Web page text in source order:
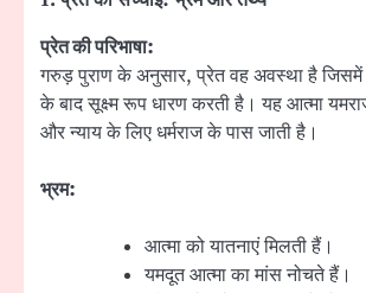
प्रेत की परिभाषा:
गरुड़ पुराण के अनुसार, प्रेत वह अवस्था है जिसमें
के बाद सूक्ष्म रूप धारण करती है। यह आत्मा
और न्याय के लिए धर्मराज के पास जाती है।
भ्रम:
आत्मा को यातनाएं मिलती हैं।
यमदूत आत्मा का मांस नोचते हैं।